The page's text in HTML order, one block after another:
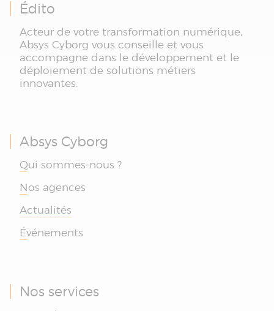
Édito
Acteur de votre transformation numérique,
Absys Cyborg vous conseille et vous
accompagne dans le développement et le
déploiement de solutions métiers
innovantes.
Absys Cyborg
Qui sommes-nous ?
Nos agences
Actualités
Événements
Nos services